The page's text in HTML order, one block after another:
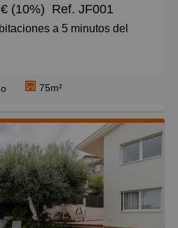
(10%) Ref. JF001
las características que
en Barcelona: amplitud,
y una ubicación que
sin renunciar a
a pocos minutos.
con servicio de portería
de tres dormitorios
ideales para familias,
75m²